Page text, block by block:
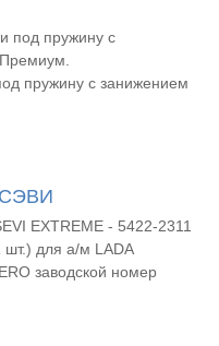
под пружину с
пружину с занижением
СЭВИ
EXTREME - 5422-2311
шт.) для а/м LADA
заводской номер